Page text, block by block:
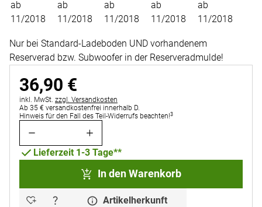
Nur bei Standard-Ladeboden UND vorhandenem
Reserverad bzw. Subwoofer in der Reserveradmulde!
36,90 €
Steuerhinweis:
inkl. MwSt. zzgl. Versandkosten
Ab 35 € versandkostenfrei innerhalb D.
Hinweis für den Fall des Teil-Widerrufs beachten!3
Lieferzeit 1-3 Tage**
In den Warenkorb
Artikelherkunft